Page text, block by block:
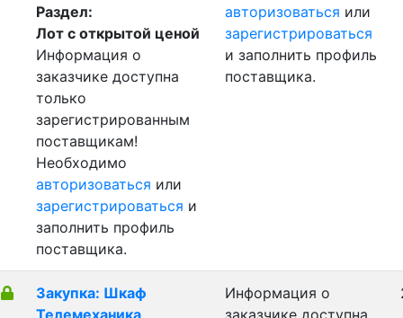
Раздел:
Лот с открытой ценой
Информация о
заказчике доступна
только
зарегистрированным
поставщикам!
Необходимо
авторизоваться или
зарегистрироваться и
заполнить профиль
поставщика.
авторизоваться или
зарегистрироваться
и заполнить профиль
поставщика.
Закупка: Шкаф
Телемеханика
Информация о
заказчике доступна